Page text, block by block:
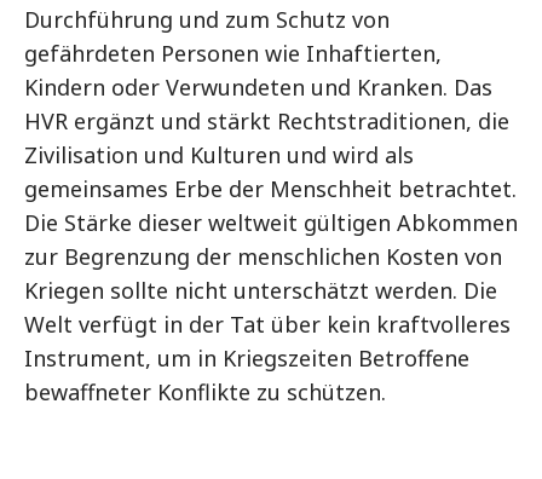
Durchführung und zum Schutz von
gefährdeten Personen wie Inhaftierten,
Kindern oder Verwundeten und Kranken. Das
HVR ergänzt und stärkt Rechtstraditionen, die
Zivilisation und Kulturen und wird als
gemeinsames Erbe der Menschheit betrachtet.
Die Stärke dieser weltweit gültigen Abkommen
zur Begrenzung der menschlichen Kosten von
Kriegen sollte nicht unterschätzt werden. Die
Welt verfügt in der Tat über kein kraftvolleres
Instrument, um in Kriegszeiten Betroffene
bewaffneter Konflikte zu schützen.